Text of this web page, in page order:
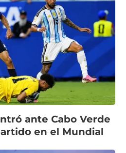
ante Cabo Verde
en el Mundial